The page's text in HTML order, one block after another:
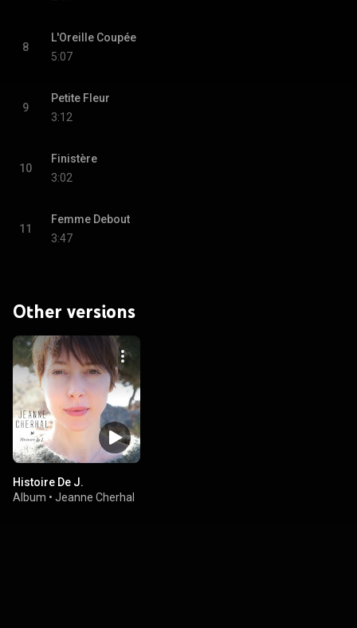
8
L'Oreille Coupée
5:07
9
Petite Fleur
3:12
10
Finistère
3:02
11
Femme Debout
3:47
Other versions
Histoire De J.
Album • Jeanne Cherhal